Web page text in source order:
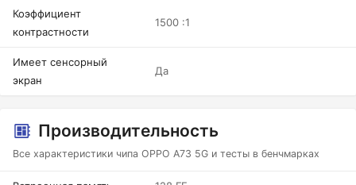
Коэффициент
контрастности
1500 :1
Имеет сенсорный
экран
Да
Производительность
Все характеристики чипа OPPO A73 5G и тесты в бенчмарках